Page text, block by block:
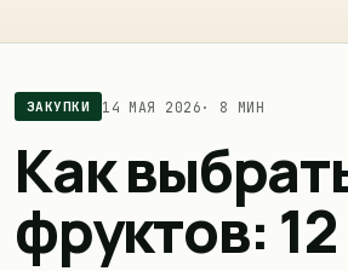
ЗАКУПКИ 14 МАЯ 2026 · 8 МИН
Как
фруктов: